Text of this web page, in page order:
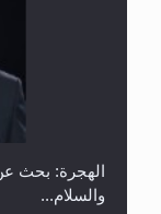
إتمام حفظ
الهجرة: بحث
والسلام...